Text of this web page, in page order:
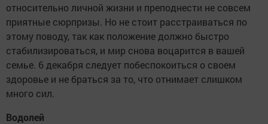
относительно личной жизни и преподнести не совсем
приятные сюрпризы. Но не стоит расстраиваться по
этому поводу, так как положение должно быстро
стабилизироваться, и мир снова воцарится в вашей
семье. 6 декабря следует побеспокоиться о своем
здоровье и не браться за то, что отнимает слишком
много сил.
Водолей